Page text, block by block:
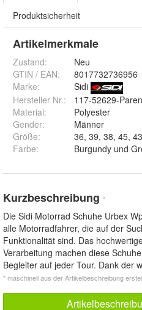
Produktsicherheit
Artikelmerkmale
Zustand:
Neu
GTIN / EAN:
8017732736956
Marke:
Sidi
Hersteller Nr.:
117-52629-
Material:
Polyester
Gender:
Männer
Größe:
Farbe:
Kurzbeschreibung *
Die Sidi Motorrad Schuhe Urbex
alle Motorradfahrer, die auf der
Funktionalität sind. Das
Verarbeitung machen diese
Begleiter auf jeder Tour. Dank der
* maschinell aus der Artikelbeschreibung